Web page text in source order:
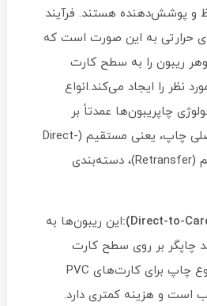
پوشش‌دهنده هستند. فرآیند
به این صورت است که
ریبون را به سطح کارت
را ایجاد می‌کند.انواع
چاپریبون‌ها عمدتاً بر
اساس دو تکنولوژی اصلی چاپ، یعنی مستقیم (Direct-
to-Card) و غیرمستقیم (Retransfer)، دسته‌بندی
این ریبون‌ها به
بر روی سطح کارت
منتقل می‌شوند. این نوع چاپ برای کارت‌های PVC
و هزینه کمتری دارد.